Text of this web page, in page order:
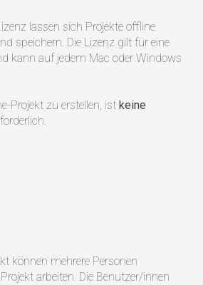
lassen sich Projekte offline
speichern. Die Lizenz gilt für eine
kann auf jedem Mac oder Windows
Projekt zu erstellen, ist keine
können mehrere Personen
arbeiten. Die Benutzer/innen